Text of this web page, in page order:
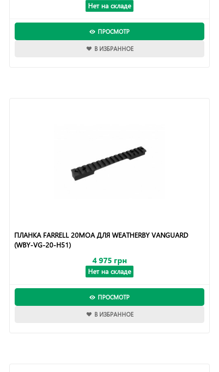
Нет на складе
ПРОСМОТР
В ИЗБРАННОЕ
ПЛАНКА FARRELL 20MOA ДЛЯ WEATHERBY VANGUARD
(WBY-VG-20-H51)
4 975 грн
Нет на складе
ПРОСМОТР
В ИЗБРАННОЕ